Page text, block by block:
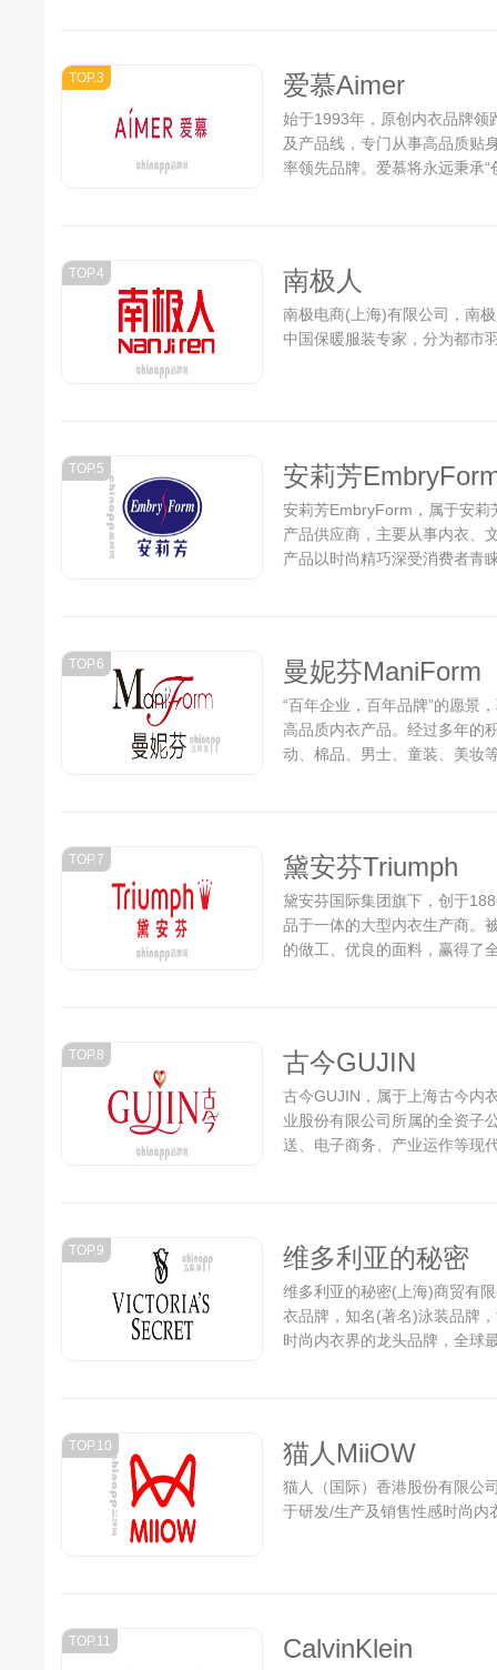
TOP.3 爱慕Aimer
始于1993年，原创内衣品牌领
及产品线，专门从事高品质贴
率领先品牌。爱慕将永远秉承
TOP.4 南极人
南极电商(上海)有限公司，南
中国保暖服装专家，分为都市
TOP.5 安莉芳
安莉芳EmbryForm，属于安
产品供应商，主要从事内衣、
产品以时尚精巧深受消费者青
TOP.6 曼妮芬ManiForm
“百年企业，百年品牌”的愿景
高品质内衣产品。经过多年的
动、棉品、男士、童装、美妆
TOP.7 黛安芬Triumph
黛安芬国际集团旗下，创于
品于一体的大型内衣生产商。
的做工、优良的面料，赢得了
TOP.8 古今GUJIN
古今GUJIN，属于上海古今内
业股份有限公司所属的全资子
送、电子商务、产业运作等现
TOP.9 维多利亚的秘密
维多利亚的秘密(上海)商贸有
衣品牌，知名(著名)泳装品牌
时尚内衣界的龙头品牌，全球
TOP.10 猫人MiiOW
猫人（国际）香港股份有限公
于研发/生产及销售性感时尚内
TOP.11 CalvinKlein